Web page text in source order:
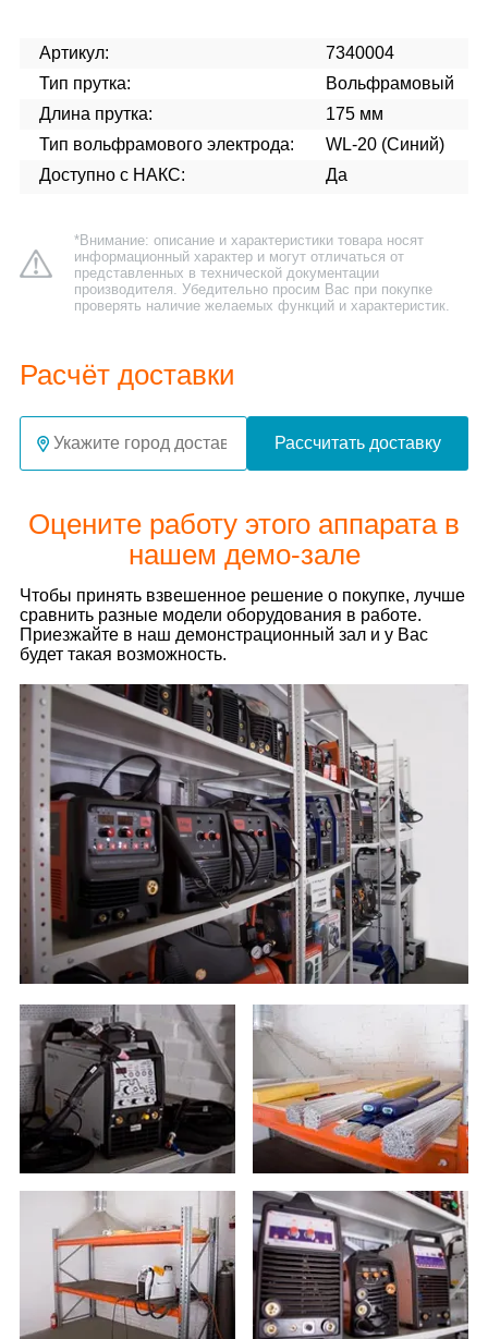
Артикул:
7340004
Тип прутка:
Вольфрамовый
Длина прутка:
175 мм
Тип вольфрамового электрода:
WL-20 (Синий)
Доступно с НАКС:
Да
*Внимание: описание и характеристики товара носят
информационный характер и могут отличаться от
представленных в технической документации
производителя. Убедительно просим Вас при покупке
проверять наличие желаемых функций и характеристик.
Расчёт доставки
Рассчитать доставку
Оцените работу этого аппарата в
нашем демо-зале
Чтобы принять взвешенное решение о покупке, лучше
сравнить разные модели оборудования в работе.
Приезжайте в наш демонстрационный зал и у Вас
будет такая возможность.